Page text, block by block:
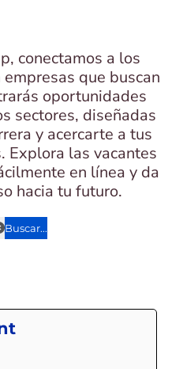
conectamos a los
que buscan
oportunidades
sectores, diseñadas
y acercarte a tus
Explora las vacantes
en línea y da
hacia tu futuro.
Buscar...